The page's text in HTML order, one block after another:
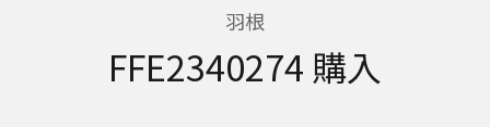
羽根
FFE2340274 購入